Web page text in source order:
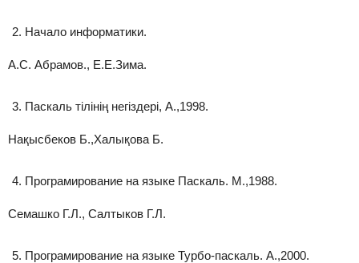
Начало информатики.
А.С. Абрамов., Е.Е.Зима.
Паскаль тілінің негіздері, А.,1998.
Нақысбеков Б.,Халықова Б.
Програмирование на языке Паскаль. М.,1988.
Семашко Г.Л., Салтыков Г.Л.
Програмирование на языке Турбо-паскаль. А.,2000.